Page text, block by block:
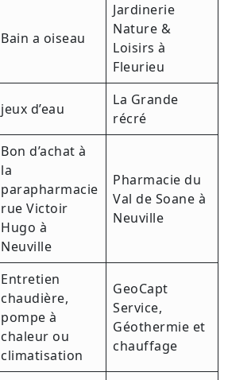
Bain a oiseau
Jardinerie
Nature &
Loisirs à
Fleurieu
jeux d’eau
La Grande
récré
Bon d’achat à
la
parapharmacie
rue Victoir
Hugo à
Neuville
Pharmacie du
Val de Soane à
Neuville
Entretien
chaudière,
pompe à
chaleur ou
climatisation
GeoCapt
Service,
Géothermie et
chauffage